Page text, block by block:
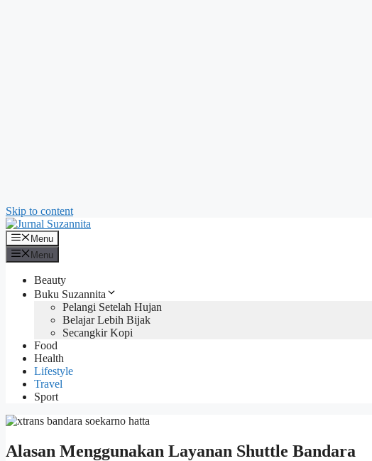
Skip to content
Menu
Menu
Beauty
Buku Suzannita
Pelangi Setelah Hujan
Belajar Lebih Bijak
Secangkir Kopi
Food
Health
Lifestyle
Travel
Sport
Alasan Menggunakan Layanan Shuttle Bandara